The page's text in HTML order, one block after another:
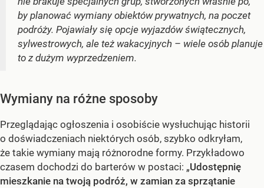
by planować wymiany obiektów prywatnych, na poczet
podróży. Pojawiały się opcje wyjazdów świątecznych,
sylwestrowych, ale też wakacyjnych – wiele osób planuje
to z dużym wyprzedzeniem.
Wymiany na różne sposoby
Przeglądając ogłoszenia i osobiście wysłuchując historii
o doświadczeniach niektórych osób, szybko odkryłam,
że takie wymiany mają różnorodne formy. Przykładowo
czasem dochodzi do barterów w postaci: „Udostępnię
mieszkanie na twoją podróż, w zamian za sprzątanie